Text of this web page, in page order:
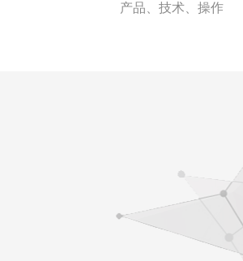
产品、技术、操作